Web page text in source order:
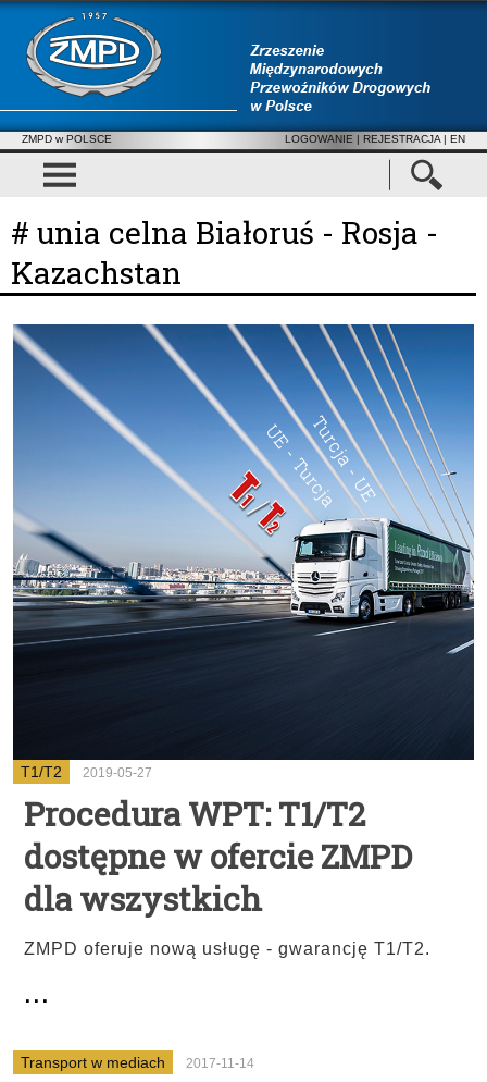
ZMPD w POLSCE LOGOWANIE | REJESTRACJA | EN
# unia celna Białoruś - Rosja -
Kazachstan
T1/T2 2019-05-27
Procedura WPT: T1/T2
dostępne w ofercie ZMPD
dla wszystkich
ZMPD oferuje nową usługę - gwarancję T1/T2.
...
Transport w mediach 2017-11-14